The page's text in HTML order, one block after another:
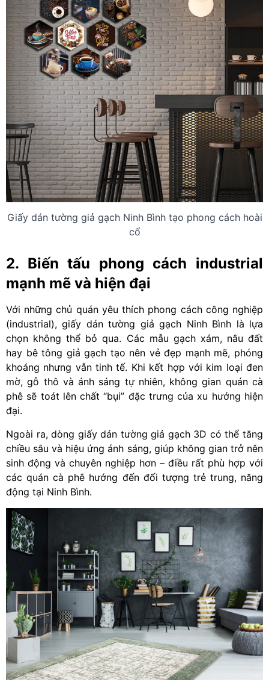
Giấy dán tường giả gạch Ninh Bình tạo phong cách hoài
cổ
2. Biến tấu phong cách industrial
mạnh mẽ và hiện đại
Với những chủ quán yêu thích phong cách công nghiệp
(industrial), giấy dán tường giả gạch Ninh Bình là lựa
chọn không thể bỏ qua. Các mẫu gạch xám, nâu đất
hay bê tông giả gạch tạo nên vẻ đẹp mạnh mẽ, phóng
khoáng nhưng vẫn tinh tế. Khi kết hợp với kim loại đen
mờ, gỗ thô và ánh sáng tự nhiên, không gian quán cà
phê sẽ toát lên chất “bụi” đặc trưng của xu hướng hiện
đại.
Ngoài ra, dòng giấy dán tường giả gạch 3D có thể tăng
chiều sâu và hiệu ứng ánh sáng, giúp không gian trở nên
sinh động và chuyên nghiệp hơn – điều rất phù hợp với
các quán cà phê hướng đến đối tượng trẻ trung, năng
động tại Ninh Bình.